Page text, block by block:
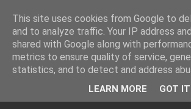
Loading...
This site uses cookies from Google to
and to analyze traffic. Your IP address
shared with Google along with
metrics to ensure quality of service,
statistics, and to detect and address
LEARN MORE GOT IT